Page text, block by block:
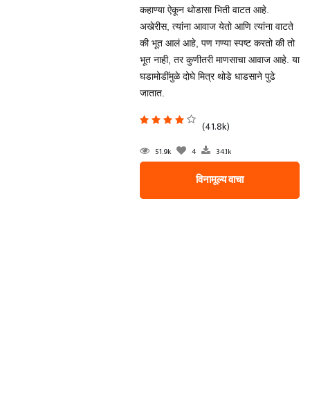
कहाण्या ऐकून थोडासा भिती वाटत आहे.
अखेरीस, त्यांना आवाज येतो आणि त्यांना वाटते
की भूत आलं आहे, पण गण्या स्पष्ट करतो की तो
भूत नाही, तर कुणीतरी माणसाचा आवाज आहे. या
घडामोडींमुळे दोघे मित्र थोडे धाडसाने पुढे
जातात.
(41.8k)
51.9k 4 34.1k
विनामूल्य वाचा